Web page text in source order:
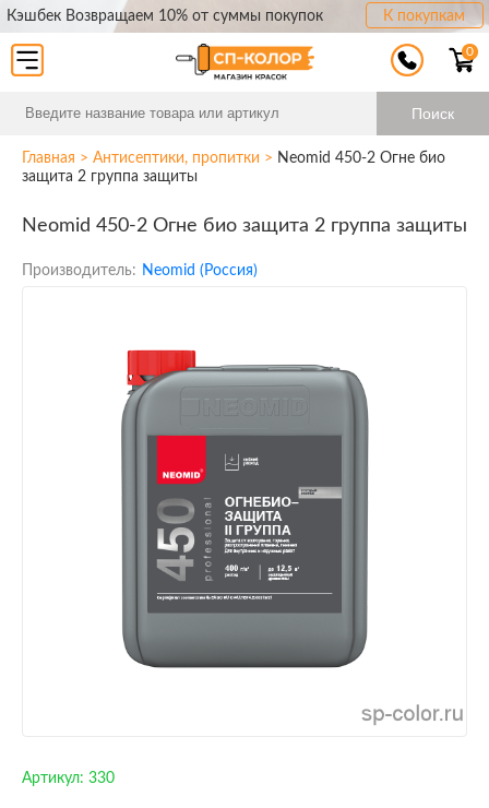
Кэшбек Возвращаем 10% от суммы покупок К покупкам
Поиск
0
Главная > Антисептики, пропитки > Neomid 450-2 Огне био
защита 2 группа защиты
Neomid 450-2 Огне био защита 2 группа защиты
Производитель: Neomid (Россия)
Артикул: 330